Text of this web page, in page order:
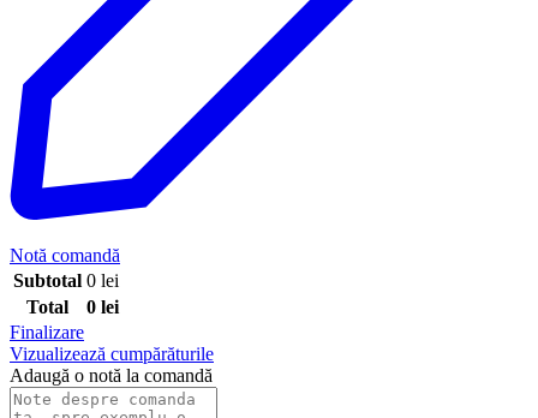
Notă comandă
Subtotal 0 lei
Total
0 lei
Finalizare
Vizualizează cumpărăturile
Adaugă o notă la comandă